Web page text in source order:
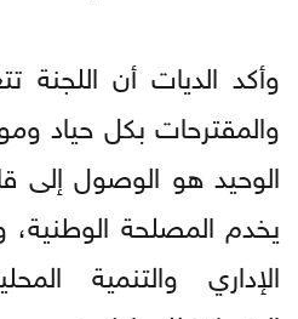
وأكد الديات أن اللجنة
والمقترحات بكل حياد
الوحيد هو الوصول إلى
يخدم المصلحة الوطنية،
الإداري والتنمية